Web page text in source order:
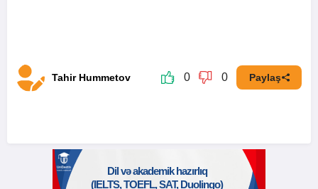
Tahir Hummetov 0 0 Paylaş